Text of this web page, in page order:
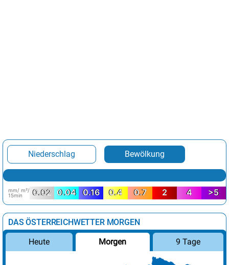
Niederschlag Bewölkung
mm/ m²/
15min
0.02 0.04 0.16 0.4 0.7 2 4 >5
DAS ÖSTERREICHWETTER MORGEN
Heute Morgen 9 Tage